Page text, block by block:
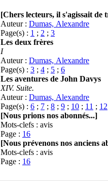
[Chers lecteurs, il s'agissait de
Auteur : Dumas, Alexandre
Page(s) : 1 ; 2 ; 3
Les deux frères
I
Auteur : Dumas, Alexandre
Page(s) : 3 ; 4 ; 5 ; 6
Les aventures de John Davys
XIV. Suite.
Auteur : Dumas, Alexandre
Page(s) : 6 ; 7 ; 8 ; 9 ; 10 ; 11 ; 12
[Nous prions nos abonnés...]
Mots-clefs : avis
Page : 16
[Nous prévenons nos anciens
Mots-clefs : avis
Page : 16